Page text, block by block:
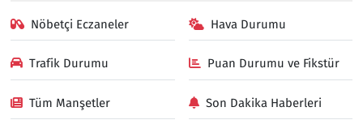
Nöbetçi Eczaneler Hava Durumu
Trafik Durumu Puan Durumu ve Fikstür
Tüm Manşetler Son Dakika Haberleri